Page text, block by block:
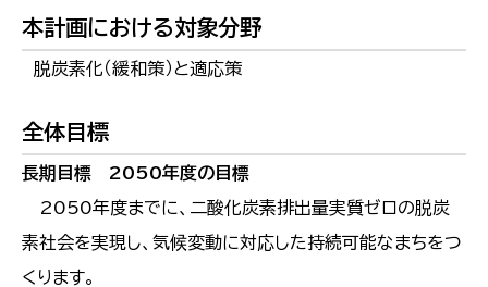
本計画における対象分野
脱炭素化（緩和策）と適応策
全体目標
長期目標 2050年度の目標
2050年度までに、二酸化炭素排出量実質ゼロの脱炭
素社会を実現し、気候変動に対応した持続可能なまちをつ
くります。